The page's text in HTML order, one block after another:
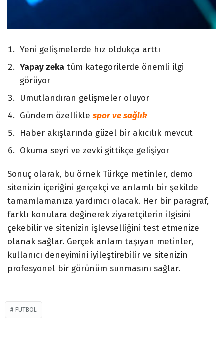
Yeni gelişmelerde hız oldukça arttı
Yapay zeka tüm kategorilerde önemli ilgi
görüyor
Umutlandıran gelişmeler oluyor
Gündem özellikle spor ve sağlık
Haber akışlarında güzel bir akıcılık mevcut
Okuma seyri ve zevki gittikçe gelişiyor
Sonuç olarak, bu örnek Türkçe metinler, demo
sitenizin içeriğini gerçekçi ve anlamlı bir şekilde
tamamlamanıza yardımcı olacak. Her bir paragraf,
farklı konulara değinerek ziyaretçilerin ilgisini
çekebilir ve sitenizin işlevselliğini test etmenize
olanak sağlar. Gerçek anlam taşıyan metinler,
kullanıcı deneyimini iyileştirebilir ve sitenizin
profesyonel bir görünüm sunmasını sağlar.
FUTBOL